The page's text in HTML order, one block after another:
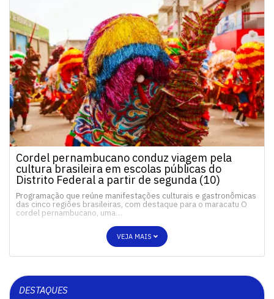
Cordel pernambucano conduz viagem pela
cultura brasileira em escolas públicas do
Distrito Federal a partir de segunda (10)
Programação que reúne manifestações culturais e gastronômicas
das cinco regiões brasileiras, com destaque para o maracatu O
cordel pernambucano, uma…
VEJA MAIS
DESTAQUES